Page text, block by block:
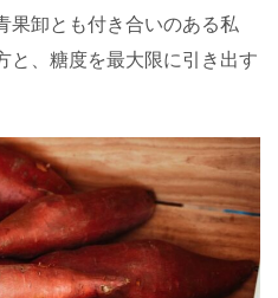
果卸とも付き合いのある私
と、糖度を最大限に引き出す